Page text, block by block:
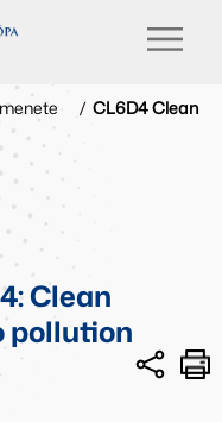
/ CL6D4 Clean
Clean
pollution